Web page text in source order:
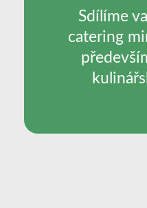
Sdílíme
catering